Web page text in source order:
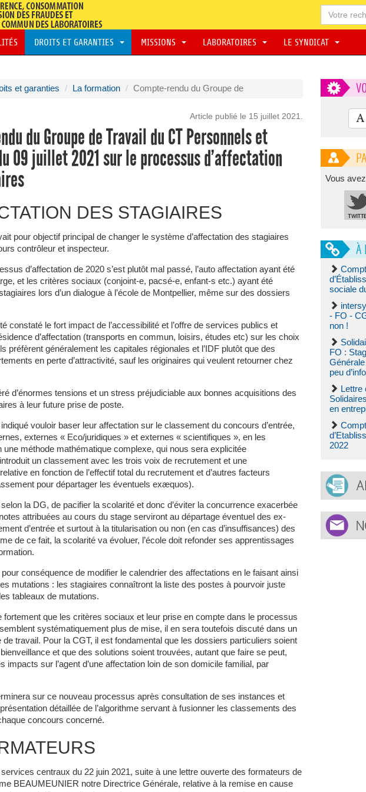
DROITS ET GARANTIES MISSIONS LABORATOIRES LE SYNDICAT
et garanties La formation Compte-rendu du Groupe de
Article publié le 15 juillet 2021.
du Groupe de Travail du CT Personnels et
09 juillet 2021 sur le processus d’affectation
DES STAGIAIRES
pour objectif principal de changer le système d’affectation des stagiaires
contrôleur et inspecteur.
d’affectation de 2020 s’est plutôt mal passé, l’auto affectation ayant été
et les critères sociaux (conjoint-e, pacsé-e, enfant-s etc.) ayant été
lors d’un dialogue à l’école de Montpellier, même sur des dossiers
constaté le fort impact de l’accessibilité et l’offre de services publics et
d’affectation (transports en commun, loisirs, études etc) sur les choix
préfèrent généralement les capitales régionales et l’IDF plutôt que des
en perte d’attractivité, sauf les originaires qui veulent retourner chez
d’énormes tensions et un stress préjudiciable aux bonnes acquisitions des
à leur future prise de poste.
vouloir baser leur affectation sur le classement du concours d’entrée,
externes « Eco/juridiques » et externes « scientifiques », en les
une méthode mathématique complexe, qui nous sera explicitée
un classement avec les trois voix de recrutement et une
en fonction de l’effectif total du recrutement et d’autres facteurs
pour départager les éventuels exæquos).
la DG, de pacifier la scolarité et donc d’éviter la concurrence exacerbée
attribuées au cours du stage serviront au départage éventuel des ex-
d’entrée et surtout à la titularisation ou non (en cas d’insuffisances) des
de ce fait, la scolarité va évoluer, l’école doit refonder ses apprentissages
conséquence de modifier le calendrier des affectations en le faisant ainsi
mutations : les stagiaires connaîtront la liste des postes à pourvoir juste
tableaux de mutations.
fortement que les critères sociaux et leur prise en compte dans le processus
systématiquement plus de mise, il en sera toutefois discuté dans un
de travail. Pour la CGT, il est fondamental que les dossiers particuliers soient
et que des solutions soient trouvées, autant que faire se peut,
impacts sur l’agent d’une affectation loin de son domicile familial, par
sur ce nouveau processus après consultation de ses instances et
détaillée de l’algorithme servant à fusionner les classements des
concours concerné.
centraux du 22 juin 2021, suite à une lettre ouverte des formateurs de
BEAUMEUNIER notre Directrice Générale, relative à la remise en cause
Vous
À
sociale
- FO -
non !
FO :
peu
en
2022